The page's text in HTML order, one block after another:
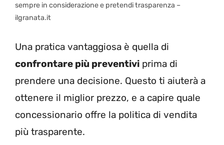
sempre in considerazione e pretendi trasparenza –
ilgranata.it
Una pratica vantaggiosa è quella di
confrontare più preventivi prima di
prendere una decisione. Questo ti aiuterà a
ottenere il miglior prezzo, e a capire quale
concessionario offre la politica di vendita
più trasparente.